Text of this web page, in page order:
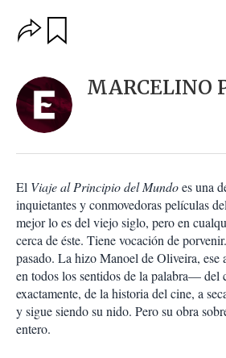
O
p
n
e
s
o
m
p
a
r
t
i
r
a
r
MARCELINO
El Viaje al Principio del Mundoes una
inquietantes y conmovedoras películas
mejor lo es del viejo siglo, pero en
cerca de éste. Tiene vocación de
pasado. La hizo Manoel de Oliveira,
en todos los sentidos de la palabra— del
exactamente, de la historia del cine, a
y sigue siendo su nido. Pero su obra
entero.